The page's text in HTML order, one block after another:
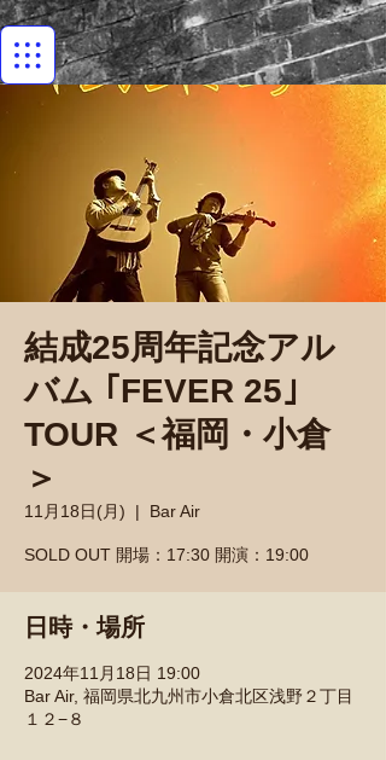
結成25周年記念アル
バム ｢FEVER 25｣
TOUR ＜福岡・小倉
＞
11月18日(月)
  |
Bar Air
SOLD OUT 開場：17:30 開演：19:00
日時・場所
2024年11月18日 19:00
Bar Air, 福岡県北九州市小倉北区浅野２丁目
１２−８